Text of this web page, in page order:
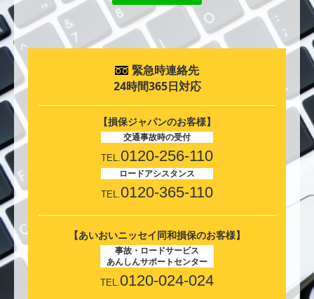
緊急時連絡先
24時間365日対応
【損保ジャパンのお客様】
交通事故時の受付
TEL.0120-256-110
ロードアシスタンス
TEL.0120-365-110
【あいおいニッセイ同和損保のお客様】
事故・ロードサービス
あんしんサポートセンター
TEL.0120-024-024